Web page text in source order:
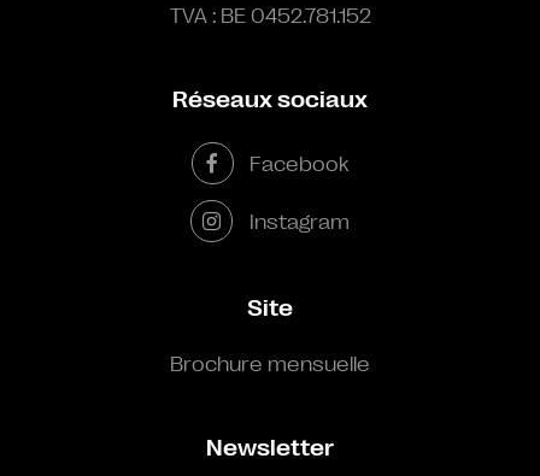
TVA : BE 0452.781.152
Réseaux sociaux
Facebook
Instagram
Site
Brochure mensuelle
Newsletter